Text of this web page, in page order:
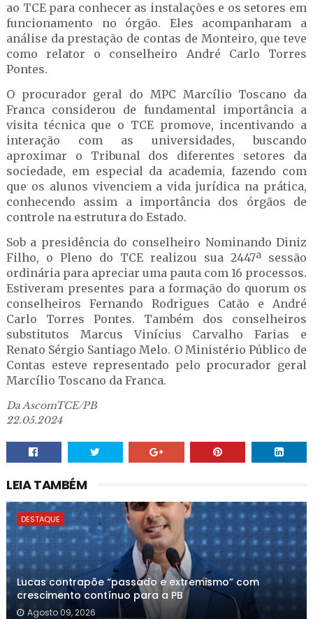
ao TCE para conhecer as instalações e os setores em
funcionamento no órgão. Eles acompanharam a
análise da prestação de contas de Monteiro, que teve
como relator o conselheiro André Carlo Torres
Pontes.
O procurador geral do MPC Marcílio Toscano da
Franca considerou de fundamental importância a
visita técnica que o TCE promove, incentivando a
interação com as universidades, buscando
aproximar o Tribunal dos diferentes setores da
sociedade, em especial da academia, fazendo com
que os alunos vivenciem a vida jurídica na prática,
conhecendo assim a importância dos órgãos de
controle na estrutura do Estado.
Sob a presidência do conselheiro Nominando Diniz
Filho, o Pleno do TCE realizou sua 2447ª sessão
ordinária para apreciar uma pauta com 16 processos.
Estiveram presentes para a formação do quorum os
conselheiros Fernando Rodrigues Catão e André
Carlo Torres Pontes. Também dos conselheiros
substitutos Marcus Vinícius Carvalho Farias e
Renato Sérgio Santiago Melo. O Ministério Público de
Contas esteve representado pelo procurador geral
Marcílio Toscano da Franca.
Da AscomTCE/PB
22.05.2024
LEIA TAMBÉM
DESTAQUE
Lucas contrapõe “passado e extremismo” com
crescimento contínuo para a PB
Agosto 09, 2026